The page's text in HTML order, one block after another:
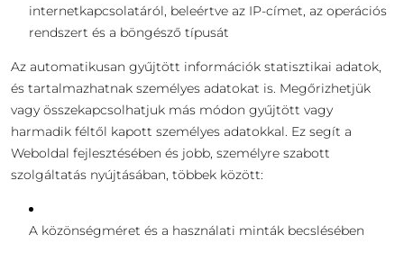
internetkapcsolatáról, beleértve az IP-címet, az operációs
rendszert és a böngésző típusát
Az automatikusan gyűjtött információk statisztikai adatok,
és tartalmazhatnak személyes adatokat is. Megőrizhetjük
vagy összekapcsolhatjuk más módon gyűjtött vagy
harmadik féltől kapott személyes adatokkal. Ez segít a
Weboldal fejlesztésében és jobb, személyre szabott
szolgáltatás nyújtásában, többek között:
A közönségméret és a használati minták becslésében